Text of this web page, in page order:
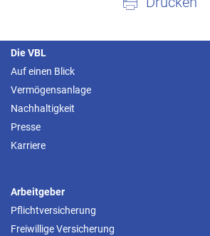
Die VBL
Auf einen Blick
Vermögensanlage
Nachhaltigkeit
Presse
Karriere
Arbeitgeber
Pflichtversicherung
Freiwillige Versicherung